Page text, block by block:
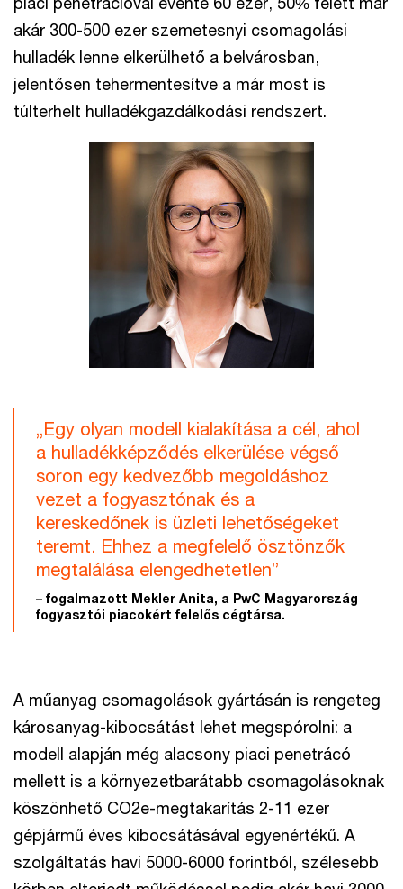
akár 300-500 ezer szemetesnyi csomagolási
hulladék lenne elkerülhető a belvárosban,
jelentősen tehermentesítve a már most is
túlterhelt hulladékgazdálkodási rendszert.
„Egy olyan modell kialakítása a cél, ahol
a hulladékképződés elkerülése végső
soron egy kedvezőbb megoldáshoz
vezet a fogyasztónak és a
kereskedőnek is üzleti lehetőségeket
teremt. Ehhez a megfelelő ösztönzők
megtalálása elengedhetetlen”
– fogalmazott Mekler Anita, a PwC Magyarország
fogyasztói piacokért felelős cégtársa.
A műanyag csomagolások gyártásán is rengeteg
károsanyag-kibocsátást lehet megspórolni: a
modell alapján még alacsony piaci penetrácó
mellett is a környezetbarátabb csomagolásoknak
köszönhető CO2e-megtakarítás 2-11 ezer
gépjármű éves kibocsátásával egyenértékű. A
szolgáltatás havi 5000-6000 forintból, szélesebb